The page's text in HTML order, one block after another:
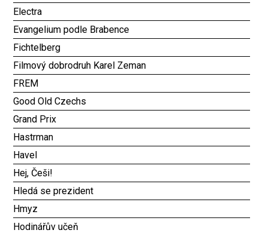
Electra
Evangelium podle Brabence
Fichtelberg
Filmový dobrodruh Karel Zeman
FREM
Good Old Czechs
Grand Prix
Hastrman
Havel
Hej, Češi!
Hledá se prezident
Hmyz
Hodinářův učeň